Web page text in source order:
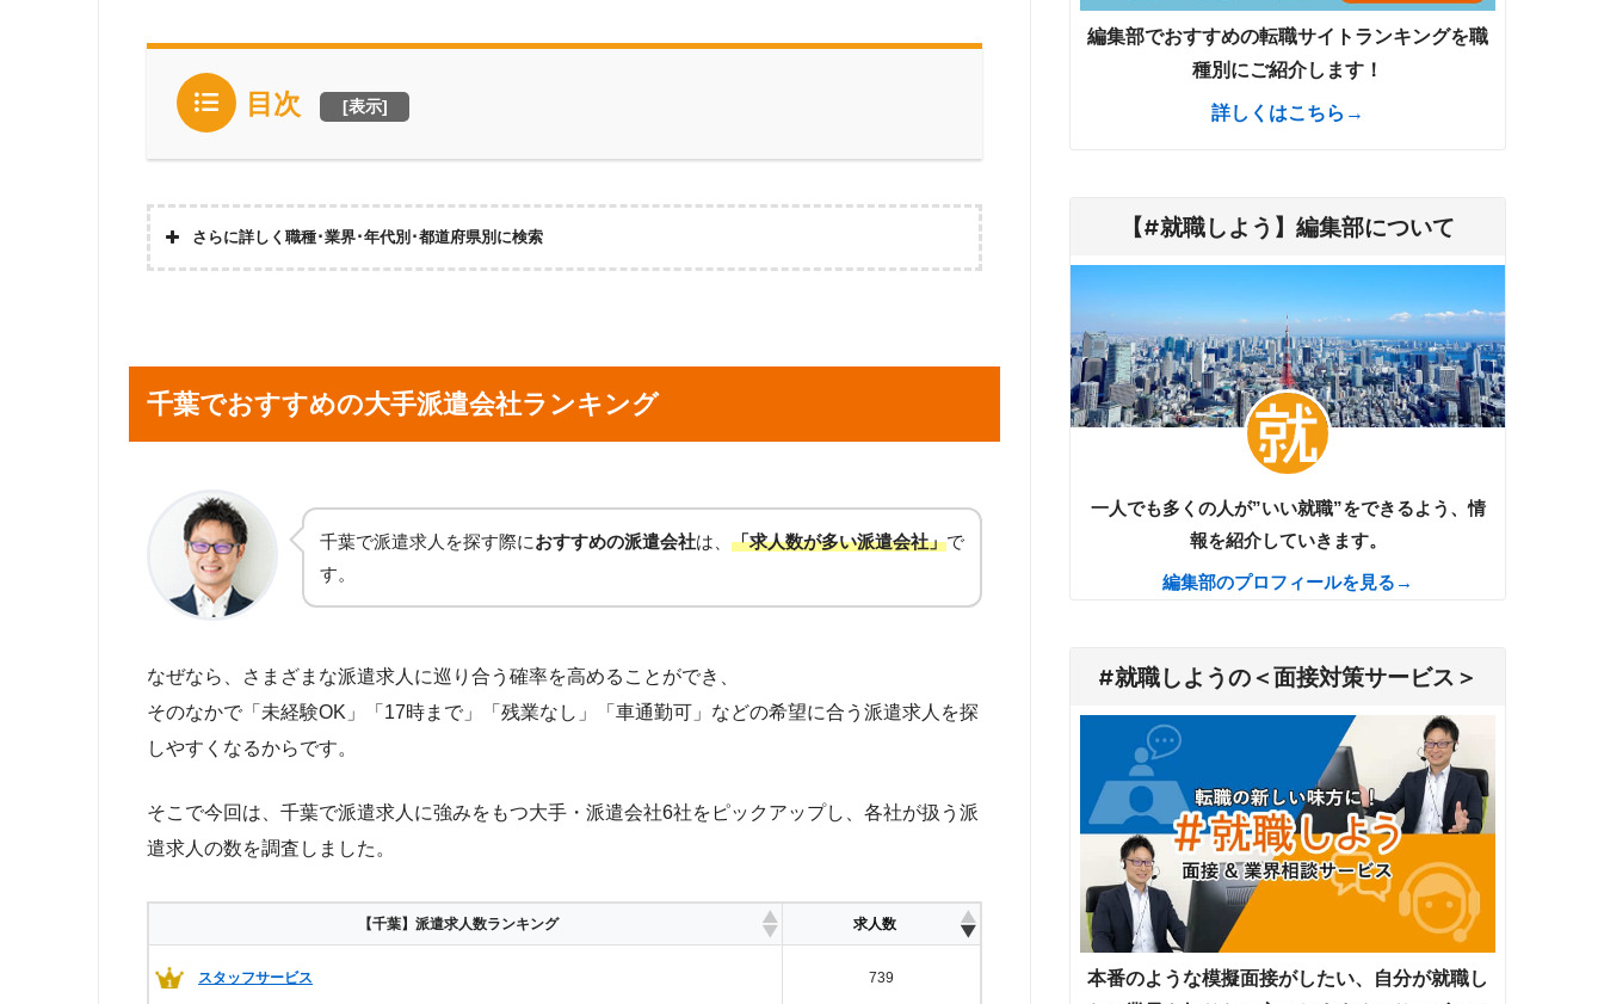
目次 [表示]
さらに詳しく職種･業界･年代別･都道府県別に検索
ライブスタッフ・コンサートスタッフ・イベントスタッフ
ITエンジニア（SE・PG） CAD DTP プログラマー
機械設計
軽作業 シール貼り・ティッシュ配り・サンプリング
看護師（ナース）の短期単発
千葉でおすすめの大手派遣会社ランキング
千葉で派遣求人を探す際におすすめの派遣会社は、 「求人数が多い派遣会社」で
す。
なぜなら、さまざまな派遣求人に巡り合う確率を高めることができ、
そのなかで「未経験OK」「17時まで」「残業なし」「車通勤可」などの希望に合う派遣求人を探
しやすくなるからです。
そこで今回は、千葉で派遣求人に強みをもつ大手・派遣会社6社をピックアップし、各社が扱う派
遣求人の数を調査しました。
【千葉】派遣求人数ランキング 求人数
スタッフサービス 739
編集部でおすすめの転職サイトランキングを職
種別にご紹介します！
詳しくはこちら→
【#就職しよう】編集部について
一人でも多くの人が”いい就職”をできるよう、情
報を紹介していきます。
編集部のプロフィールを見る→
#就職しようの＜面接対策サービス＞
本番のような模擬面接がしたい、自分が就職し